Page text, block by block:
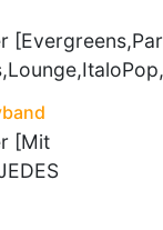
[Mit